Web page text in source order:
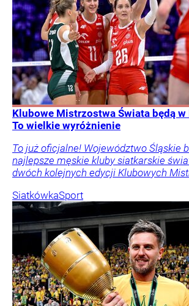
Klubowe Mistrzostwa Świata będą w
To wielkie wyróżnienie
To już oficjalne! Województwo Śląskie
najlepsze męskie kluby siatkarskie
dwóch kolejnych edycji Klubowych
SiatkówkaSport